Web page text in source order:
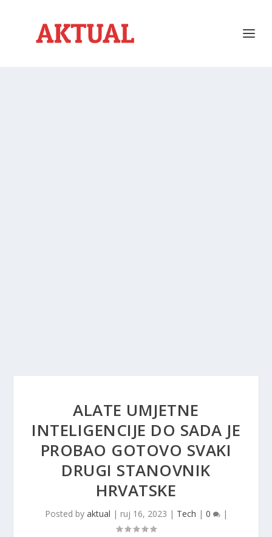
ALATE UMJETNE
INTELIGENCIJE DO SADA JE
PROBAO GOTOVO SVAKI
DRUGI STANOVNIK
HRVATSKE
Posted by aktual | ruj 16, 2023 | Tech | 0 |